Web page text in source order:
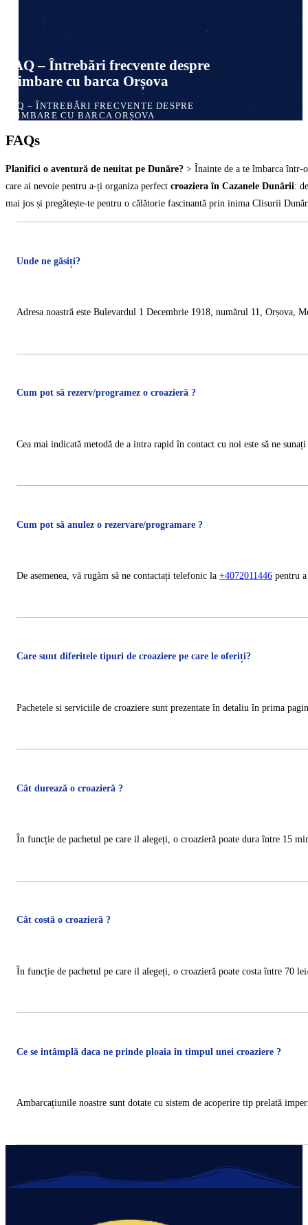
FAQ – Întrebări frecvente despre
plimbare cu barca Orșova
FAQ – ÎNTREBĂRI FRECVENTE DESPRE
PLIMBARE CU BARCA ORȘOVA
FAQs
Planifici o aventură de neuitat pe Dunăre? > Înainte de a te îmbarca într-
care ai nevoie pentru a-ți organiza perfect croaziera în Cazanele Dunării:
mai jos și pregătește-te pentru o călătorie fascinantă prin inima Clisurii
Unde ne găsiți?
Adresa noastră este Bulevardul 1 Decembrie 1918, numărul 11, Orṣova,
Cum pot să rezerv/programez o croazieră ?
Cea mai indicată metodă de a intra rapid în contact cu noi este să ne
Cum pot să anulez o rezervare/programare ?
De asemenea, vă rugăm să ne contactați telefonic la +4072011446 pentru
Care sunt diferitele tipuri de croaziere pe care le oferiți?
Pachetele si serviciile de croaziere sunt prezentate în detaliu în prima
Cât durează o croazieră ?
În funcție de pachetul pe care il alegeți, o croazieră poate dura între 15
Cât costă o croazieră ?
În funcție de pachetul pe care il alegeți, o croazieră poate costa între 70
Ce se intâmplă daca ne prinde ploaia în timpul unei croaziere ?
Ambarcațiunile noastre sunt dotate cu sistem de acoperire tip prelată